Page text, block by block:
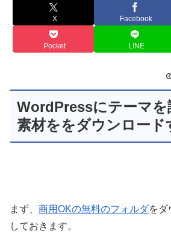
X Facebook
Pocket LINE
WordPressにテーマを
素材ををダウンロード
まず、 商用OKの無料のフォルダをダ
しておきます。